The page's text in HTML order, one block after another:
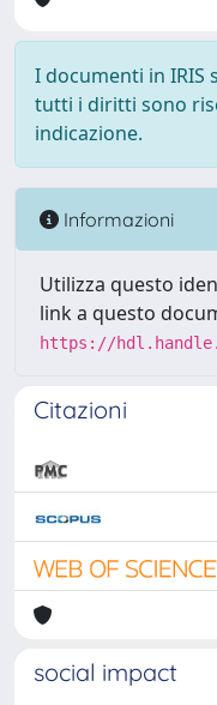
I documenti in
tutti i diritti sono
indicazione.
Informazioni
Utilizza questo
link a questo
https://
Citazioni
social impact